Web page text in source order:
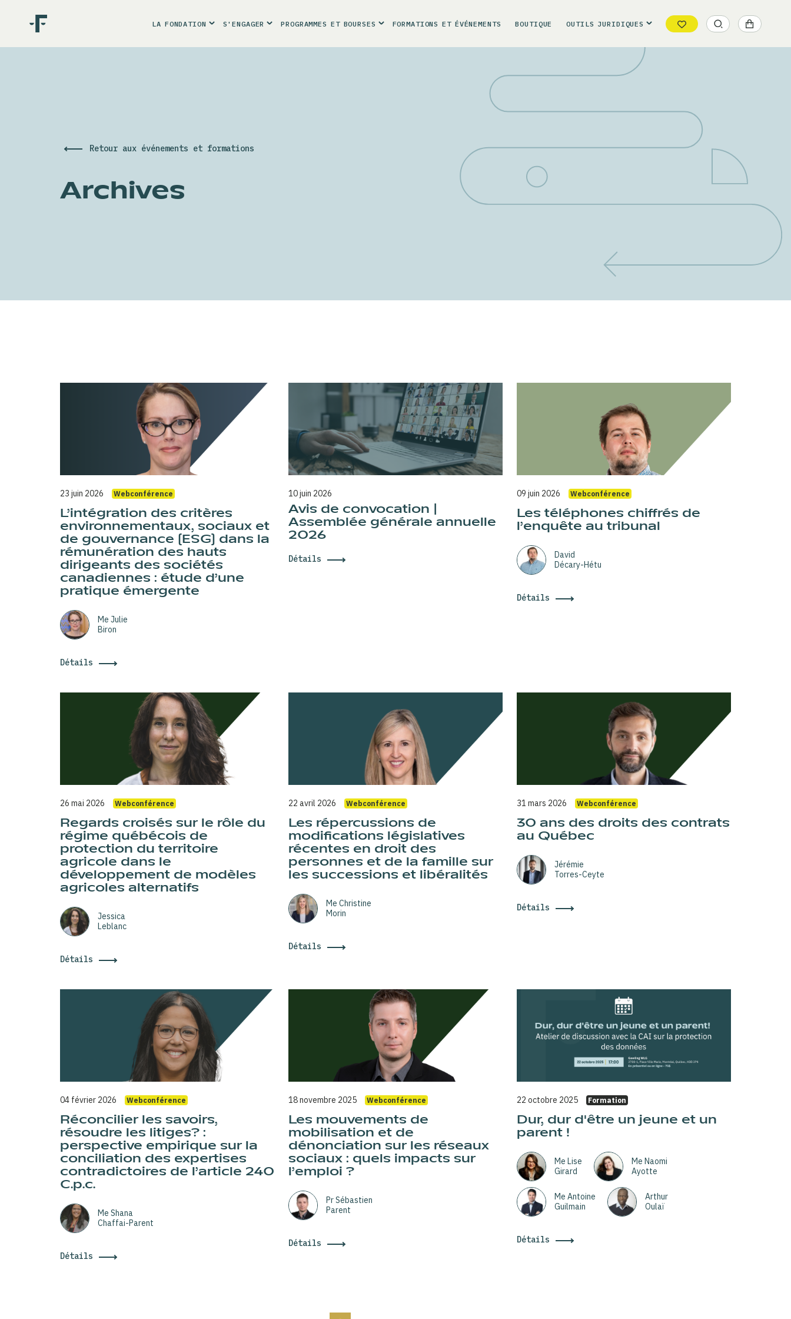
LA FONDATION S'ENGAGER PROGRAMMES ET BOURSES FORMATIONS ET ÉVÉNEMENTS BOUTIQUE OUTILS JURIDIQUES
Retour aux événements et formations
Archives
23 juin 2026 Webconférence
L’intégration des critères
environnementaux, sociaux et
de gouvernance (ESG) dans la
rémunération des hauts
dirigeants des sociétés
canadiennes : étude d’une
pratique émergente
Me Julie
Biron
Détails
10 juin 2026
Avis de convocation |
Assemblée générale annuelle
2026
Détails
09 juin 2026 Webconférence
Les téléphones chiffrés de
l’enquête au tribunal
David
Décary-Hétu
Détails
26 mai 2026 Webconférence
Regards croisés sur le rôle du
régime québécois de
protection du territoire
agricole dans le
développement de modèles
agricoles alternatifs
Jessica
Leblanc
Détails
22 avril 2026 Webconférence
Les répercussions de
modifications législatives
récentes en droit des
personnes et de la famille sur
les successions et libéralités
Me Christine
Morin
Détails
31 mars 2026 Webconférence
30 ans des droits des contrats
au Québec
Jérémie
Torres-Ceyte
Détails
04 février 2026 Webconférence
Réconcilier les savoirs,
résoudre les litiges? :
perspective empirique sur la
conciliation des expertises
contradictoires de l’article 240
C.p.c.
Me Shana
Chaffai-Parent
Détails
18 novembre 2025 Webconférence
Les mouvements de
mobilisation et de
dénonciation sur les réseaux
sociaux : quels impacts sur
l’emploi ?
Pr Sébastien
Parent
Détails
22 octobre 2025 Formation
Dur, dur d'être un jeune et un
parent !
Me Lise
Girard
Me Naomi
Ayotte
Me Antoine
Guilmain
Arthur
Oulaï
Détails